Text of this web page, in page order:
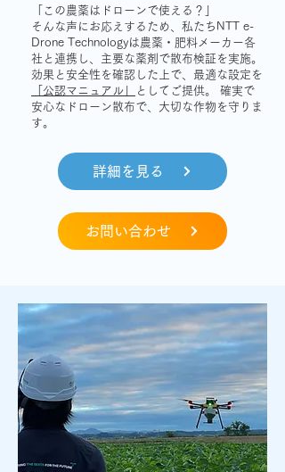
「この農薬はドローンで使える？」​
そんな声にお応えするため、私たちNTT e-
Drone Technologyは農薬・肥料メーカー各
社と連携し、主要な薬剤で散布検証を実施。​
効果と安全性を確認した上で、最適な設定を
「公認マニュアル」
としてご提供。 確実で
安心なドローン散布で、大切な作物を守りま
す。
詳細を見る
お問い合わせ